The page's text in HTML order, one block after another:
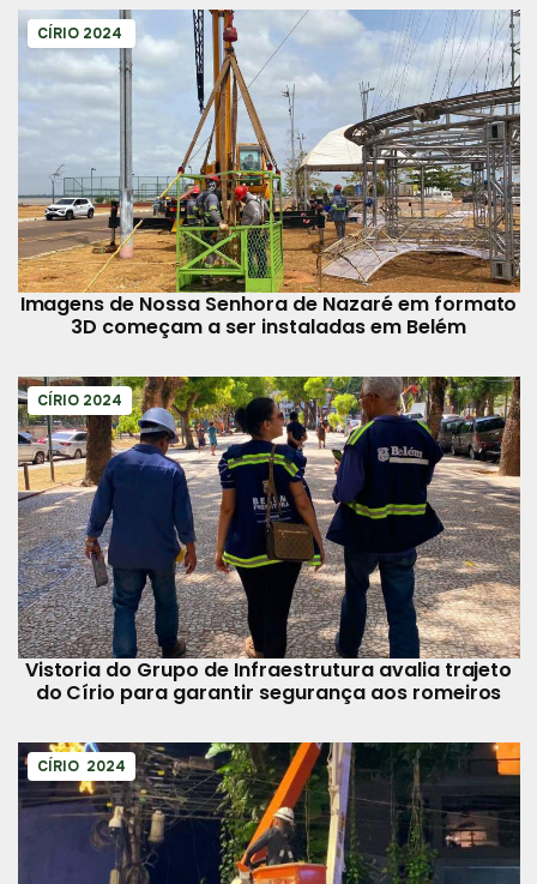
CÍRIO 2024
Imagens de Nossa Senhora de Nazaré em formato
3D começam a ser instaladas em Belém
CÍRIO 2024
Vistoria do Grupo de Infraestrutura avalia trajeto
do Círio para garantir segurança aos romeiros
CÍRIO 2024